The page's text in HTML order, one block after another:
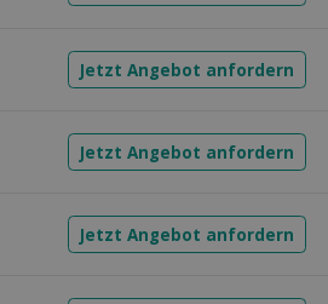
Jetzt Angebot anfordern
Jetzt Angebot anfordern
Jetzt Angebot anfordern